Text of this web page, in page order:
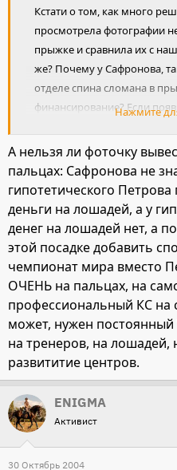
Кстати о том, как много
просмотрела фотографии
прыжке и сравнила их с
же? Почему у Сафронова,
отделе спина сломана в
финансирование? Если
Нажмите
А нельзя ли фоточку
пальцах: Сафронова не
гипотетического Петрова
деньги на лошадей, а у
денег на лошадей нет, а
этой посадке добавить
чемпионат мира вместо
ОЧЕНЬ на пальцах, на
профессиональный КС на
может, нужен
на тренеров, на лошадей,
развититие центров.
ENIGMA
Активист
30 Октябрь 2004